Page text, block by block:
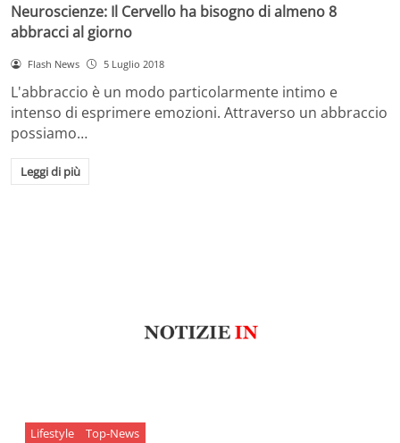
Neuroscienze: Il Cervello ha bisogno di almeno 8
abbracci al giorno
Flash News 5 Luglio 2018
L'abbraccio è un modo particolarmente intimo e
intenso di esprimere emozioni. Attraverso un abbraccio
possiamo…
Leggi di più
Lifestyle Top-News